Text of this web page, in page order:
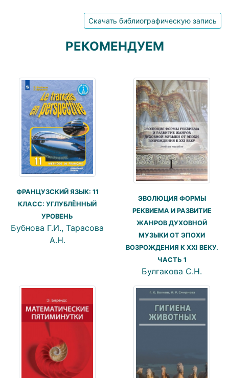
Скачать библиографическую запись
РЕКОМЕНДУЕМ
ФРАНЦУЗСКИЙ ЯЗЫК: 11
КЛАСС: УГЛУБЛЁННЫЙ
УРОВЕНЬ
Бубнова Г.И., Тарасова
А.Н.
ЭВОЛЮЦИЯ ФОРМЫ
РЕКВИЕМА И РАЗВИТИЕ
ЖАНРОВ ДУХОВНОЙ
МУЗЫКИ ОТ ЭПОХИ
ВОЗРОЖДЕНИЯ К XXI ВЕКУ.
ЧАСТЬ 1
Булгакова С.Н.